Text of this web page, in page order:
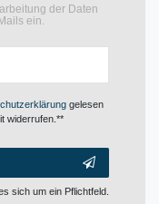
der Daten
ein.
gelesen
widerrufen.**
sich um ein Pflichtfeld.